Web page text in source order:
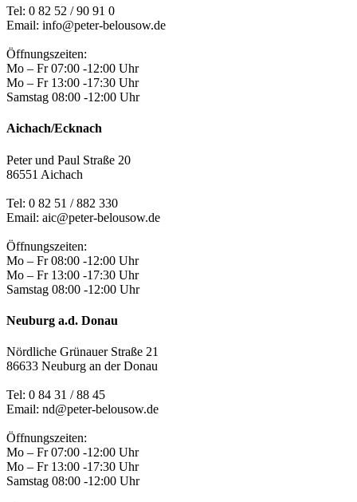
Tel: 0 82 52 / 90 91 0
Email: info@peter-belousow.de
Öffnungszeiten:
Mo – Fr 07:00 -12:00 Uhr
Mo – Fr 13:00 -17:30 Uhr
Samstag 08:00 -12:00 Uhr
Aichach/Ecknach
Peter und Paul Straße 20
86551 Aichach
Tel: 0 82 51 / 882 330
Email: aic@peter-belousow.de
Öffnungszeiten:
Mo – Fr 08:00 -12:00 Uhr
Mo – Fr 13:00 -17:30 Uhr
Samstag 08:00 -12:00 Uhr
Neuburg a.d. Donau
Nördliche Grünauer Straße 21
86633 Neuburg an der Donau
Tel: 0 84 31 / 88 45
Email: nd@peter-belousow.de
Öffnungszeiten:
Mo – Fr 07:00 -12:00 Uhr
Mo – Fr 13:00 -17:30 Uhr
Samstag 08:00 -12:00 Uhr